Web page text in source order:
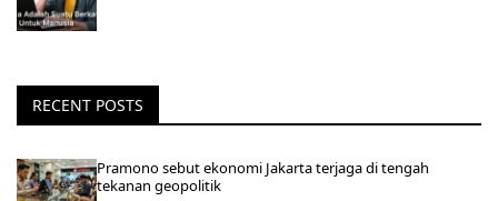
RECENT POSTS
Pramono sebut ekonomi Jakarta terjaga di tengah
tekanan geopolitik